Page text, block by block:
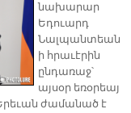
նախարար
Եդուարդ
Նալպանտեան
ի հրաւէրին
ընդառաջ՝
այսօր եռօրեայ
ժամանած է